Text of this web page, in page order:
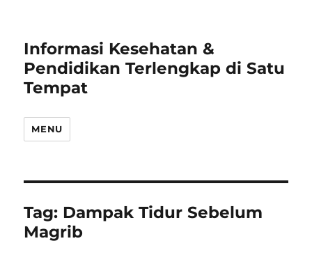
Informasi Kesehatan &
Pendidikan Terlengkap di Satu
Tempat
MENU
Tag: Dampak Tidur Sebelum
Magrib